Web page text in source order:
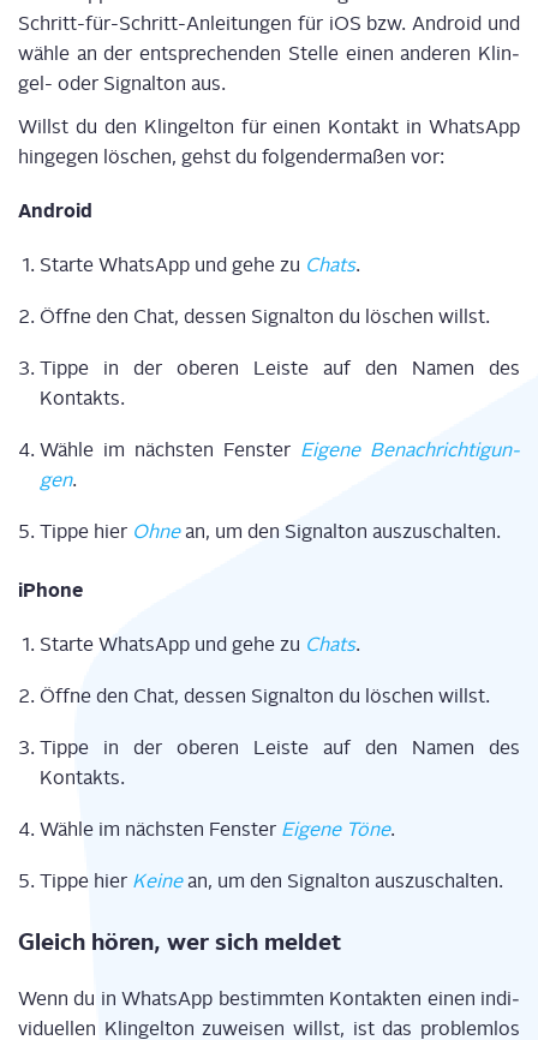
Schritt-für-Schritt-Anlei­tun­gen für iOS bzw. Android und
wäh­le an der ent­spre­chen­den Stel­le einen ande­ren Klin­
gel- oder Signal­ton aus.
Willst du den Klin­gel­ton für einen Kon­takt in Whats­App
hin­ge­gen löschen, gehst du fol­gen­der­ma­ßen vor:
Android
Star­te Whats­App und gehe zu Chats.
Öff­ne den Chat, des­sen Signal­ton du löschen willst.
Tip­pe in der obe­ren Leis­te auf den Namen des
Kontakts.
Wäh­le im nächs­ten Fens­ter Eige­ne Benach­rich­ti­gun­
gen.
Tip­pe hier Ohnean, um den Signal­ton auszuschalten.
iPho­ne
Star­te Whats­App und gehe zu Chats.
Öff­ne den Chat, des­sen Signal­ton du löschen willst.
Tip­pe in der obe­ren Leis­te auf den Namen des
Kontakts.
Wäh­le im nächs­ten Fens­ter Eige­ne Töne.
Tip­pe hier Kei­nean, um den Signal­ton auszuschalten.
Gleich hören, wer sich meldet
Wenn du in Whats­App bestimm­ten Kon­tak­ten einen indi­
vi­du­el­len Klin­gel­ton zuwei­sen willst, ist das pro­blem­los